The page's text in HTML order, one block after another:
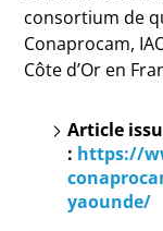
consortium de
Conaprocam,
Côte d’Or en
Article
: https://
yaounde/